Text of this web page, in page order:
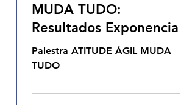
MUDA TUDO:
Resultados Exponenciais
nas Carreiras
Profissionais para
Palestra ATITUDE ÁGIL MUDA
TUDO